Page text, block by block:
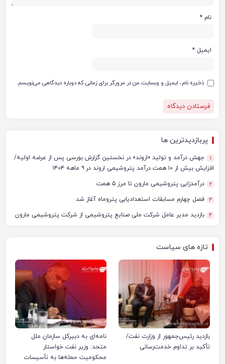
نام *
ایمیل *
ذخیره نام، ایمیل و وبسایت من در مرورگر برای زمانی که دوباره دیدگاهی می‌نویسم.
پربازدیدترین ها
1
جهش درآمد و تولید «اروند» در نخستین گزارش بورسی پس از عرضه اولیه/
افزایش بیش از ۱۰ همت درآمد پتروشیمی اروند در ۹ ماهه ۱۴۰۴
2 درآمدزایی پتروشیمی مارون تا مرز ۵ همت
3 فصل چهارم مسابقات استعدادیابی پتروماه آغاز شد
4 بازدید مدیر عامل شرکت ملی صنایع پتروشیمی از شرکت پتروشیمی مارون
تازه های سیاست
بازدید رئیس‌جمهور از وزارت نفت/
تأکید بر تداوم خدمت‌رسانی
نامه‌ای به دبیرکل سازمان ملل
متحد: وزیر نفت خواستار
محکومیت حمله‌ها به تأسیسات